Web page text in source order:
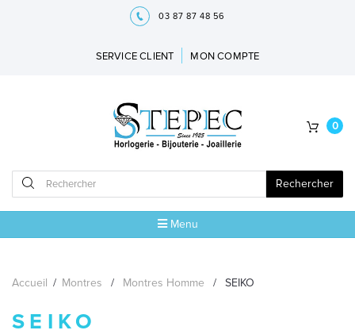
03 87 87 48 56
SERVICE CLIENT MON COMPTE
Rechercher
0
Menu
Accueil / Montres / Montres Homme / SEIKO
SEIKO